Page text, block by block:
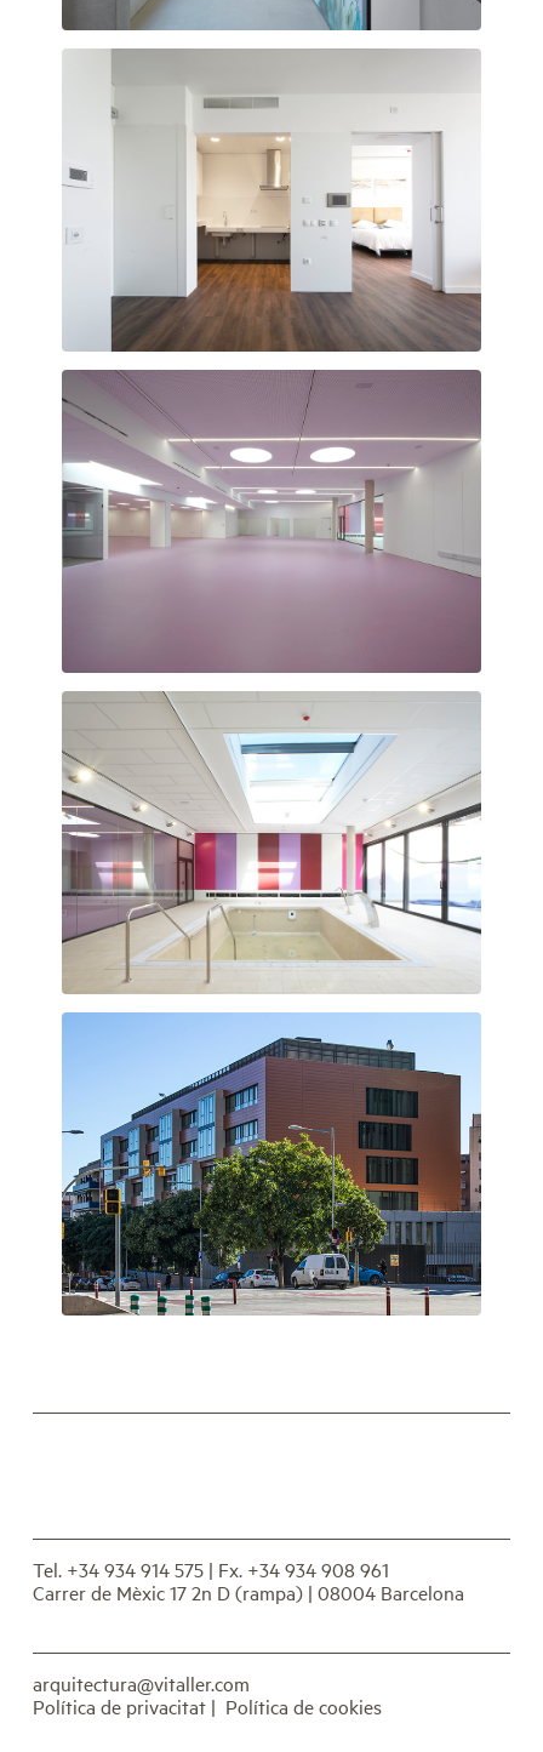
La domòtica ajuda a l’autonomia
Gimnàs amb llum natural zenital
Tel. +34 934 914 575| Fx. +34 934 908 961
Carrer de Mèxic 17 2n D (rampa) | 08004 Barcelona
arquitectura@vitaller.com
Política de privacitat| Política de cookies